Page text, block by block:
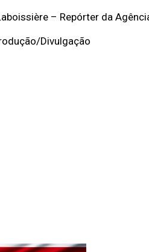
– Repórter da
Divulgação